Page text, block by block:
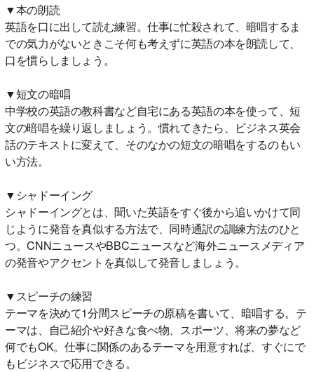
▼本の朗読
英語を口に出して読む練習。仕事に忙殺されて、暗唱するま
での気力がないときこそ何も考えずに英語の本を朗読して、
口を慣らしましょう。
▼短文の暗唱
中学校の英語の教科書など自宅にある英語の本を使って、短
文の暗唱を繰り返しましょう。慣れてきたら、ビジネス英会
話のテキストに変えて、そのなかの短文の暗唱をするのもい
い方法。
▼シャドーイング
シャドーイングとは、聞いた英語をすぐ後から追いかけて同
じように発音を真似する方法で、同時通訳の訓練方法のひと
つ。CNNニュースやBBCニュースなど海外ニュースメディア
の発音やアクセントを真似して発音しましょう。
▼スピーチの練習
テーマを決めて1分間スピーチの原稿を書いて、暗唱する。テ
ーマは、自己紹介や好きな食べ物、スポーツ、将来の夢など
何でもOK。仕事に関係のあるテーマを用意すれば、すぐにで
もビジネスで応用できる。